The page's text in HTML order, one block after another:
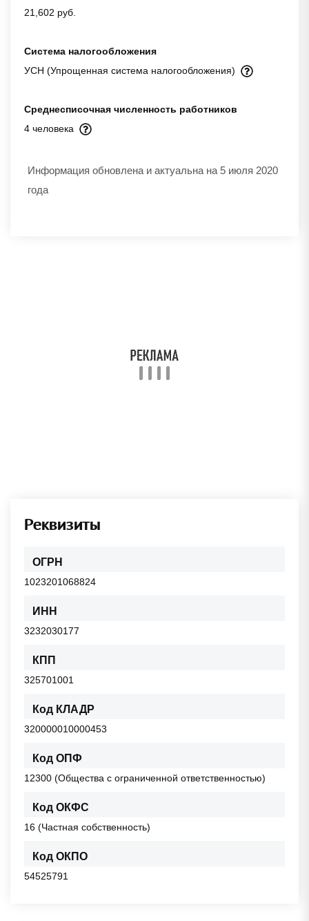
21,602 руб.
Система налогообложения
УСН (Упрощенная система налогообложения)
Среднесписочная численность работников
4 человека
Информация обновлена и актуальна на 5 июля 2020
года
Реквизиты
ОГРН
1023201068824
ИНН
3232030177
КПП
325701001
Код КЛАДР
320000010000453
Код ОПФ
12300 (Общества с ограниченной ответственностью)
Код ОКФС
16 (Частная собственность)
Код ОКПО
54525791